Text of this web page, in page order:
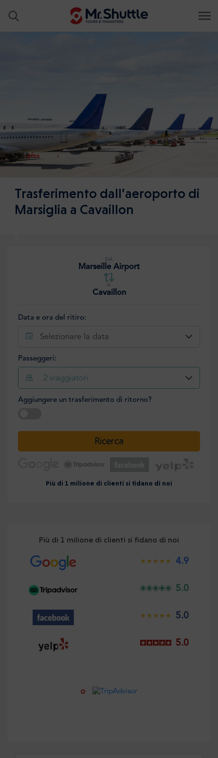
Trasferimento dall’aeroporto di
Marsiglia a Cavaillon
DA
Marseille Airport
A
Cavaillon
Data e ora del ritiro:
Selezionare la data
Passeggeri:
2 viaggiatori
Aggiungere un trasferimento di ritorno?
Ricerca
Più di 1 milione di clienti si fidano di noi
Più di 1 milione di clienti si fidano di noi
4.9
5.0
5.0
5.0